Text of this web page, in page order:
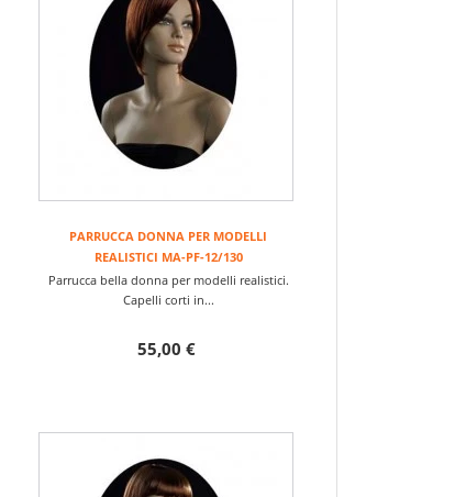
PARRUCCA DONNA PER MODELLI
REALISTICI MA-PF-12/130
Parrucca bella donna per modelli realistici.
Capelli corti in...
55,00 €